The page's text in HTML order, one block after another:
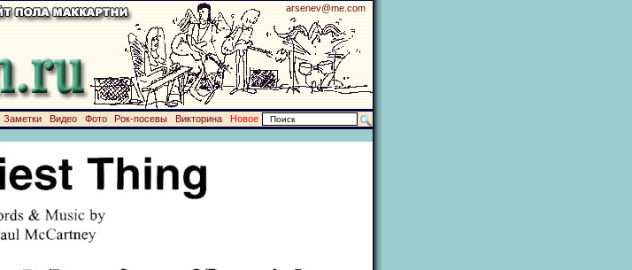
arsenev@me.com
Заметки Видео Фото Рок-посевы Викторина
Новое